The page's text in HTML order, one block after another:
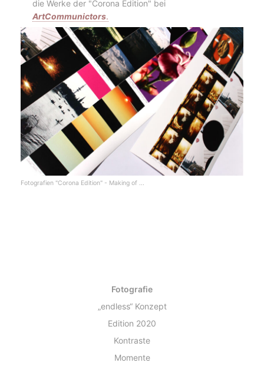
die Werke der "Corona Edition" bei
ArtCommunictors.
Fotografien "Corona Edition" - Making of ...
Fotografie
„endless“ Konzept
Edition 2020
Kontraste
Momente